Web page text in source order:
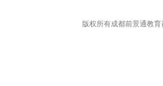
版权所有成都前景通教